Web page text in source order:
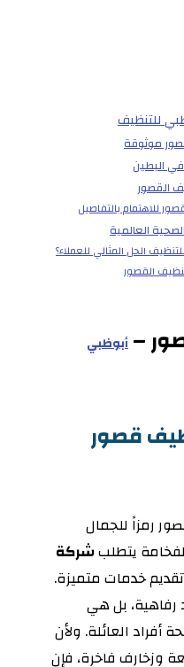
للتنظيف
موثوقة
البطين
القصور
للاهتمام بالتفاصيل
العالمية
الحل المثالي للعملاء؟
القصور
– أبوظبي
قصور
رمزاً للجمال
يتطلبشركة
خدمات متميزة.
بل هي
العائلة. ولأن
وزخارف فاخرة، فإن